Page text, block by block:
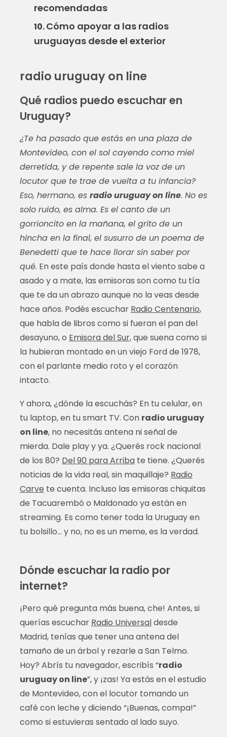
recomendadas
10.Cómo apoyar a las radios
uruguayas desde el exterior
radio uruguay on line
Qué radios puedo escuchar en
Uruguay?
¿Te ha pasado que estás en una plaza de
Montevideo, con el sol cayendo como miel
derretida, y de repente sale la voz de un
locutor que te trae de vuelta a tu infancia?
Eso, hermano, es radio uruguay on line. No es
solo ruido, es alma. Es el canto de un
gorrioncito en la mañana, el grito de un
hincha en la final, el susurro de un poema de
Benedetti que te hace llorar sin saber por
qué. En este país donde hasta el viento sabe a
asado y a mate, las emisoras son como tu tía
que te da un abrazo aunque no la veas desde
hace años. Podés escuchar Radio Centenario,
que habla de libros como si fueran el pan del
desayuno, o Emisora del Sur, que suena como si
la hubieran montado en un viejo Ford de 1978,
con el parlante medio roto y el corazón
intacto.
Y ahora, ¿dónde la escuchás? En tu celular, en
tu laptop, en tu smart TV. Con radio uruguay
on line, no necesitás antena ni señal de
mierda. Dale play y ya. ¿Querés rock nacional
de los 80? Del 90 para Arribate tiene. ¿Querés
noticias de la vida real, sin maquillaje? Radio
Carve te cuenta. Incluso las emisoras chiquitas
de Tacuarembó o Maldonado ya están en
streaming. Es como tener toda la Uruguay en
tu bolsillo… y no, no es un meme, es la verdad.
Dónde escuchar la radio por
internet?
¡Pero qué pregunta más buena, che! Antes, si
querías escuchar Radio Universaldesde
Madrid, tenías que tener una antena del
tamaño de un árbol y rezarle a San Telmo.
Hoy? Abrís tu navegador, escribís “radio
uruguay on line”, y ¡zas! Ya estás en el estudio
de Montevideo, con el locutor tomando un
café con leche y diciendo “¡Buenas, compa!”
como si estuvieras sentado al lado suyo.